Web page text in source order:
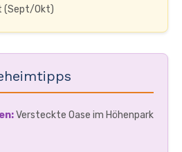
(Sept/Okt)
Versteckte Oase im Höhenpark